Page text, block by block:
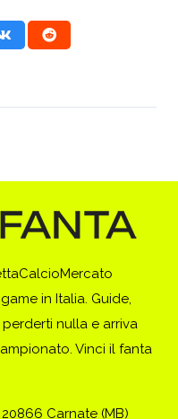
in Italia. Guide,
nulla e arriva
Vinci il fanta
Carnate (MB)